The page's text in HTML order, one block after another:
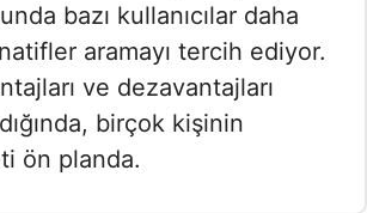
bazı kullanıcılar daha
aramayı tercih ediyor.
ve dezavantajları
birçok kişinin
ön planda.